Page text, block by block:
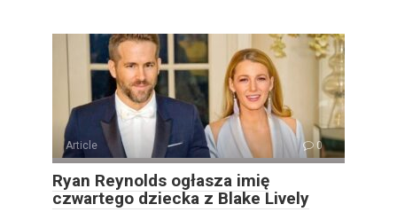
Article 0
Ryan Reynolds ogłasza imię
czwartego dziecka z Blake Lively